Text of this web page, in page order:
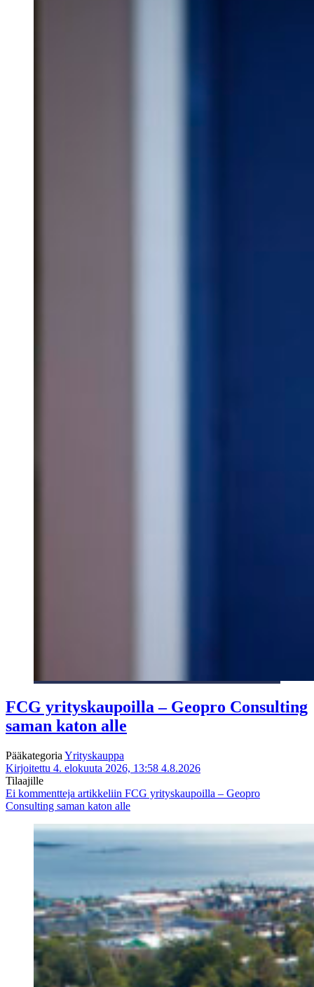
FCG yrityskaupoilla – Geopro Consulting
saman katon alle
Pääkategoria Yrityskauppa
Kirjoitettu 4. elokuuta 2026, 13:58 4.8.2026
Tilaajille
Ei kommentteja artikkeliin FCG yrityskaupoilla – Geopro
Consulting saman katon alle